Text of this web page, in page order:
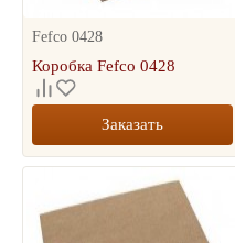
Fefco 0428
Коробка Fefco 0428
Заказать